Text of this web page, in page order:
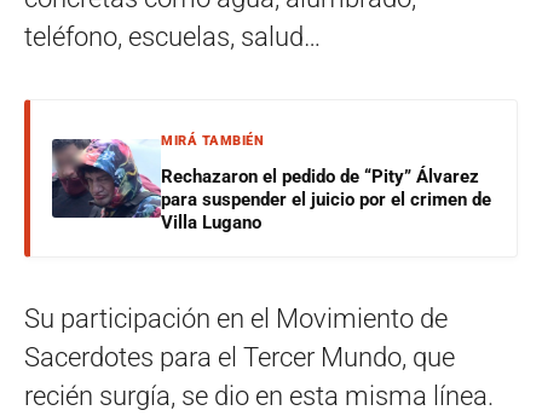
teléfono, escuelas, salud…
MIRÁ TAMBIÉN
Rechazaron el pedido de “Pity” Álvarez
para suspender el juicio por el crimen de
Villa Lugano
Su participación en el Movimiento de
Sacerdotes para el Tercer Mundo, que
recién surgía, se dio en esta misma línea.